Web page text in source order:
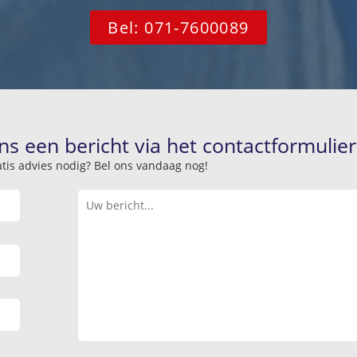
Bel: 071-7600089
een bericht via het
advies nodig? Bel ons vandaag nog!